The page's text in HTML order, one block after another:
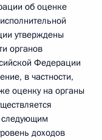
об оценке
утверждены
органов
Федерации
в частности,
оценку на органы
следующим
доходов